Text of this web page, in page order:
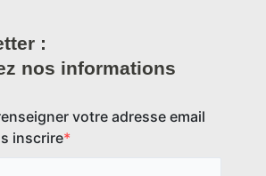
:
nos informations
votre adresse email
inscrire